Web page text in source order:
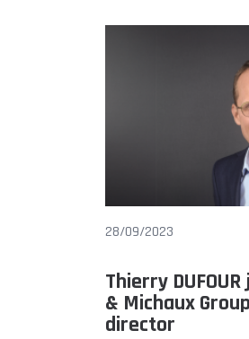
28/09/2023
Thierry
& Michaux
director